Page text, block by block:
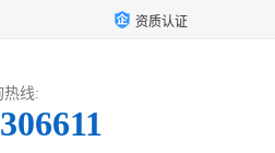
资质认证
热线: